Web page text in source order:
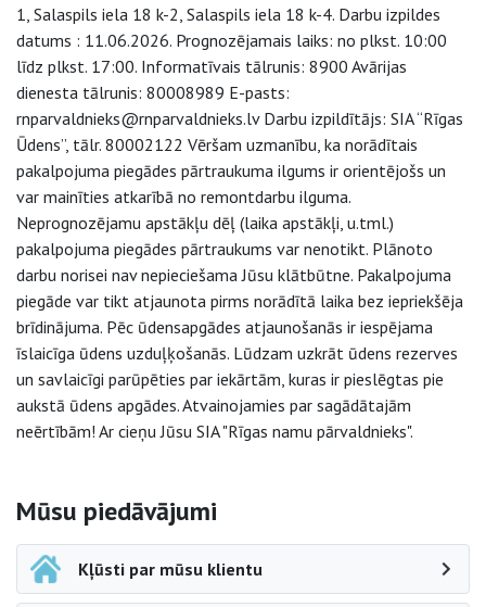
1, Salaspils iela 18 k-2, Salaspils iela 18 k-4. Darbu izpildes
datums : 11.06.2026. Prognozējamais laiks: no plkst. 10:00
līdz plkst. 17:00. Informatīvais tālrunis: 8900 Avārijas
dienesta tālrunis: 80008989 E-pasts:
rnparvaldnieks@rnparvaldnieks.lv Darbu izpildītājs: SIA “Rīgas
Ūdens”, tālr. 80002122 Vēršam uzmanību, ka norādītais
pakalpojuma piegādes pārtraukuma ilgums ir orientējošs un
var mainīties atkarībā no remontdarbu ilguma.
Neprognozējamu apstākļu dēļ (laika apstākļi, u.tml.)
pakalpojuma piegādes pārtraukums var nenotikt. Plānoto
darbu norisei nav nepieciešama Jūsu klātbūtne. Pakalpojuma
piegāde var tikt atjaunota pirms norādītā laika bez iepriekšēja
brīdinājuma. Pēc ūdensapgādes atjaunošanās ir iespējama
īslaicīga ūdens uzduļķošanās. Lūdzam uzkrāt ūdens rezerves
un savlaicīgi parūpēties par iekārtām, kuras ir pieslēgtas pie
aukstā ūdens apgādes. Atvainojamies par sagādātajām
neērtībām! Ar cieņu Jūsu SIA "Rīgas namu pārvaldnieks".
Sāna navigācija
Mūsu piedāvājumi
Kļūsti par mūsu klientu